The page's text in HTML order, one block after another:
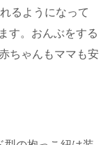
るようになって
す。おんぶをする
ちゃんもママも安